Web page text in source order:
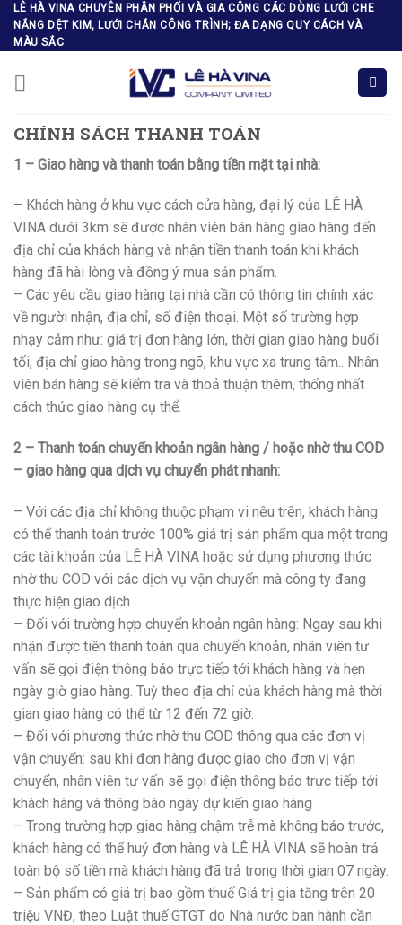
Skip
content
LÊ HÀ VINA CHUYÊN PHÂN PHỐI VÀ GIA CÔNG CÁC DÒNG LƯỚI CHE
NẮNG DỆT KIM, LƯỚI CHẮN CÔNG TRÌNH; ĐA DẠNG QUY CÁCH VÀ
MÀU SẮC
CHÍNH SÁCH THANH TOÁN
1 – Giao hàng và thanh toán bằng tiền mặt tại nhà:
– Khách hàng ở khu vực cách cửa hàng, đại lý của LÊ HÀ
VINA dưới 3km sẽ được nhân viên bán hàng giao hàng đến
địa chỉ của khách hàng và nhận tiền thanh toán khi khách
hàng đã hài lòng và đồng ý mua sản phẩm.
– Các yêu cầu giao hàng tại nhà cần có thông tin chính xác
về người nhận, địa chỉ, số điện thoại. Một số trường hợp
nhạy cảm như: giá trị đơn hàng lớn, thời gian giao hàng buổi
tối, địa chỉ giao hàng trong ngõ, khu vực xa trung tâm.. Nhân
viên bán hàng sẽ kiểm tra và thoả thuận thêm, thống nhất
cách thức giao hàng cụ thể.
2 – Thanh toán chuyển khoản ngân hàng / hoặc nhờ thu COD
– giao hàng qua dịch vụ chuyển phát nhanh:
– Với các địa chỉ không thuộc phạm vi nêu trên, khách hàng
có thể thanh toán trước 100% giá trị sản phẩm qua một trong
các tài khoản của LÊ HÀ VINA hoặc sử dụng phương thức
nhờ thu COD với các dịch vụ vận chuyển mà công ty đang
thực hiện giao dịch
– Đối với trường hợp chuyển khoản ngân hàng: Ngay sau khi
nhận được tiền thanh toán qua chuyển khoản, nhân viên tư
vấn sẽ gọi điện thông báo trực tiếp tới khách hàng và hẹn
ngày giờ giao hàng. Tuỳ theo địa chỉ của khách hàng mà thời
gian giao hàng có thể từ 12 đến 72 giờ.
– Đối với phương thức nhờ thu COD thông qua các đơn vị
vận chuyển: sau khi đơn hàng được giao cho đơn vị vận
chuyển, nhân viên tư vấn sẽ gọi điện thông báo trực tiếp tới
khách hàng và thông báo ngày dự kiến giao hàng
– Trong trường hợp giao hàng chậm trễ mà không báo trước,
khách hàng có thể huỷ đơn hàng và LÊ HÀ VINA sẽ hoàn trả
toàn bộ số tiền mà khách hàng đã trả trong thời gian 07 ngày.
– Sản phẩm có giá trị bao gồm thuế Giá trị gia tăng trên 20
triệu VNĐ, theo Luật thuế GTGT do Nhà nước ban hành cần